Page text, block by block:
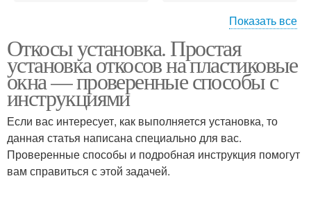
Пластиковые отскосы
Цены на пластиковые
откосы
Откосы из сэндвич-
панелей
Металлические откосы
Показать все
Откосы установка. Простая
установка откосов на пластиковые
окна — проверенные способы с
инструкциями
Если вас интересует, как выполняется установка, то
данная статья написана специально для вас.
Проверенные способы и подробная инструкция помогут
вам справиться с этой задачей.